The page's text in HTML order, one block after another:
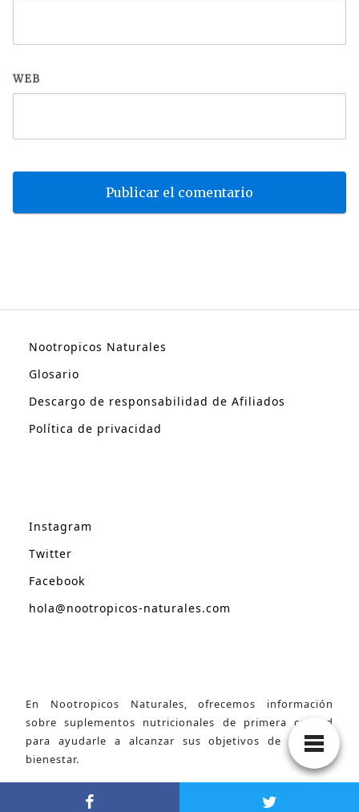
WEB
Nootropicos Naturales
Glosario
Descargo de responsabilidad de Afiliados
Política de privacidad
Instagram
Twitter
Facebook
hola@nootropicos-naturales.com
En Nootropicos Naturales, ofrecemos información
sobre suplementos nutricionales de primera calidad
para ayudarle a alcanzar sus objetivos de salud y
bienestar.